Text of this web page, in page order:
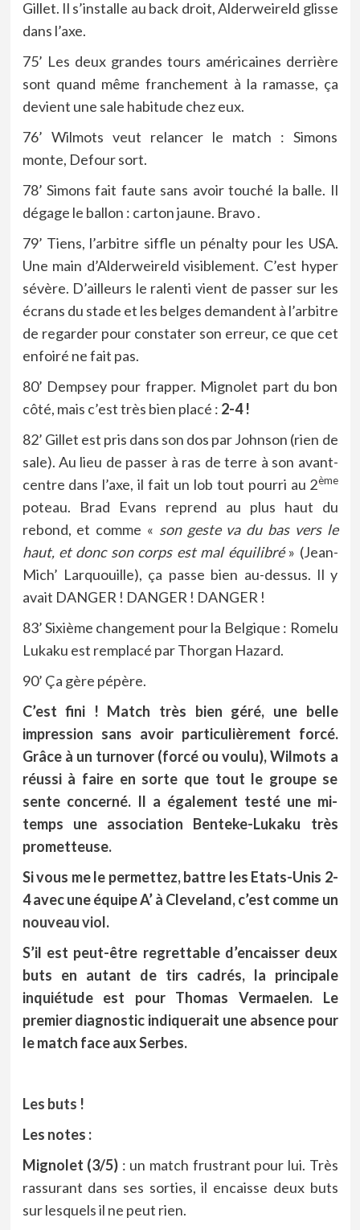
Gillet. Il s’installe au back droit, Alderweireld glisse
dans l’axe.
75’ Les deux grandes tours américaines derrière
sont quand même franchement à la ramasse, ça
devient une sale habitude chez eux.
76’ Wilmots veut relancer le match : Simons
monte, Defour sort.
78’ Simons fait faute sans avoir touché la balle. Il
dégage le ballon : carton jaune. Bravo .
79’ Tiens, l’arbitre siffle un pénalty pour les USA.
Une main d’Alderweireld visiblement. C’est hyper
sévère. D’ailleurs le ralenti vient de passer sur les
écrans du stade et les belges demandent à l’arbitre
de regarder pour constater son erreur, ce que cet
enfoiré ne fait pas.
80’ Dempsey pour frapper. Mignolet part du bon
côté, mais c’est très bien placé : 2-4 !
82’ Gillet est pris dans son dos par Johnson (rien de
sale). Au lieu de passer à ras de terre à son avant-
centre dans l’axe, il fait un lob tout pourri au 2ème
poteau. Brad Evans reprend au plus haut du
rebond, et comme « son geste va du bas vers le
haut, et donc son corps est mal équilibré» (Jean-
Mich’ Larquouille), ça passe bien au-dessus. Il y
avait DANGER ! DANGER ! DANGER !
83’ Sixième changement pour la Belgique : Romelu
Lukaku est remplacé par Thorgan Hazard.
90’ Ça gère pépère.
C’est fini ! Match très bien géré, une belle
impression sans avoir particulièrement forcé.
Grâce à un turnover (forcé ou voulu), Wilmots a
réussi à faire en sorte que tout le groupe se
sente concerné. Il a également testé une mi-
temps une association Benteke-Lukaku très
prometteuse.
Si vous me le permettez, battre les Etats-Unis 2-
4 avec une équipe A’ à Cleveland, c’est comme un
nouveau viol.
S’il est peut-être regrettable d’encaisser deux
buts en autant de tirs cadrés, la principale
inquiétude est pour Thomas Vermaelen. Le
premier diagnostic indiquerait une absence pour
le match face aux Serbes.
Les buts !
Les notes :
Mignolet (3/5) : un match frustrant pour lui. Très
rassurant dans ses sorties, il encaisse deux buts
sur lesquels il ne peut rien.